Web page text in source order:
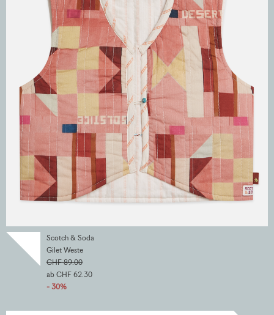
Scotch & Soda
Gilet Weste
CHF 89.00
ab CHF 62.30
- 30%